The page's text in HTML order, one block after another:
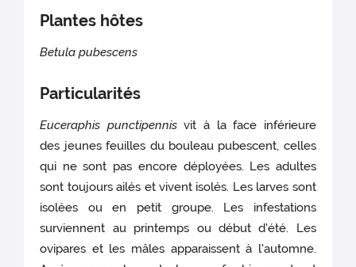
Plantes hôtes
Betula pubescens
Particularités
Euceraphis punctipennisvit à la face inférieure
des jeunes feuilles du bouleau pubescent, celles
qui ne sont pas encore déployées. Les adultes
sont toujours ailés et vivent isolés. Les larves sont
isolées ou en petit groupe. Les infestations
surviennent au printemps ou début d'été. Les
ovipares et les mâles apparaissent à l'automne.